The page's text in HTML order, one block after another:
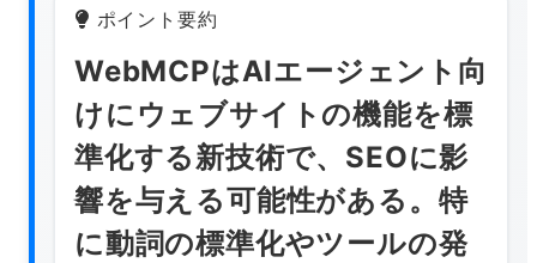
ポイント要約
WebMCPはAIエージェント向
けにウェブサイトの機能を標
準化する新技術で、SEOに影
響を与える可能性がある。特
に動詞の標準化やツールの発